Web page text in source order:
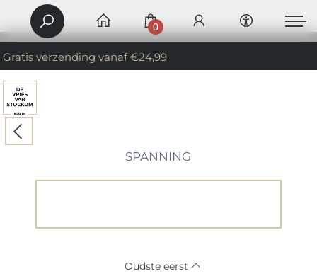
Gratis verzending vanaf €24,99
0
SPANNING
Oudste eerst